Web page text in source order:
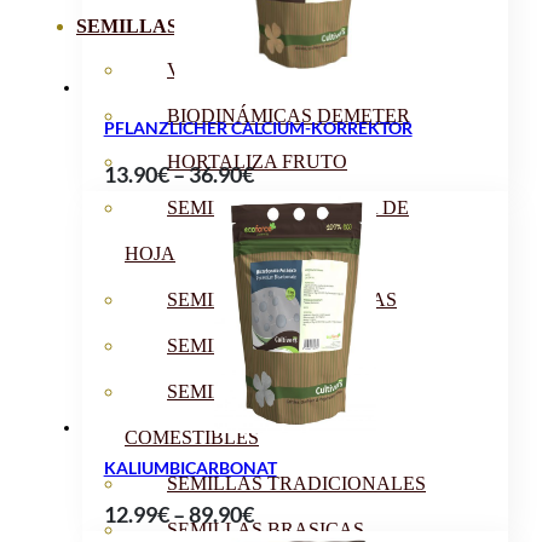
SEMILLAS
VER TODAS
BIODINÁMICAS DEMETER
HORTALIZA FRUTO
SEMILLAS HORTALIZA DE
HOJA
SEMILLAS AROMÁTICAS
SEMILLAS FLORES
SEMILLAS FLORES
COMESTIBLES
SEMILLAS TRADICIONALES
SEMILLAS BRASICAS
PFLANZLICHER CALCIUM-KORREKTOR
13.90€–36.90€Preisspanne:
13.90€
bis
36.90€
KALIUMBICARBONAT
12.99€ –89.90€Preisspanne: